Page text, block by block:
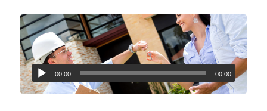
00:00 00:00